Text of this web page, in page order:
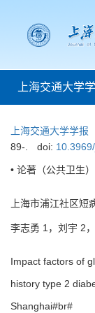
上海交通大学
上海交通大学学报
89-.
doi:
• 论著（公共卫生
上海市浦江社区
李志勇 1，刘宇 2
Impact factors of
history type 2
Shanghai#br#